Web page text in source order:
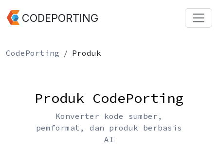
CODEPORTING
CodePorting Produk
Produk CodePorting
Konverter kode sumber,
pemformat, dan produk berbasis
AI